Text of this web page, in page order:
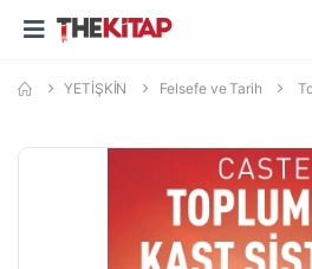
YETİŞKİN Felsefe ve Tarih